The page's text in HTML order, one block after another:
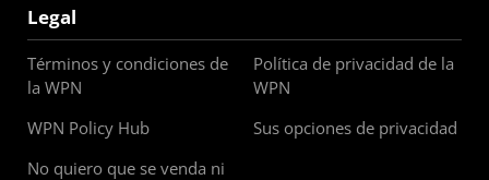
Legal
Términos y condiciones de
la WPN
Política de privacidad de la
WPN
WPN Policy Hub
Sus opciones de privacidad
No quiero que se venda ni